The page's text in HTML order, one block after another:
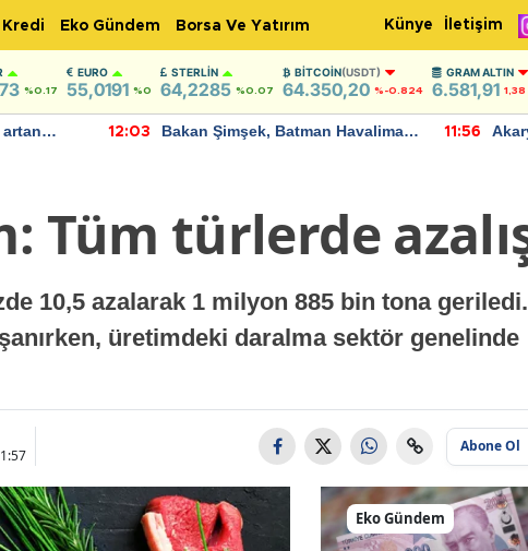
Kredi Eko Gündem Borsa Ve Yatırım Künye İletişim
%0.17
EURO
55,0191 %0
STERLIN
64,2285 %0.07
BITCOIN(USDT)
64.350,20 %-0.824
GRAM ALTIN
6.581,91 1,38
12:03
Bakan Şimşek, Batman Havalimanı
11:56
Tüm türlerde
10,5 azalarak 1 milyon 885 bin tona geriledi.
üretimdeki daralma sektör genelinde
Abone Ol
Eko Gündem